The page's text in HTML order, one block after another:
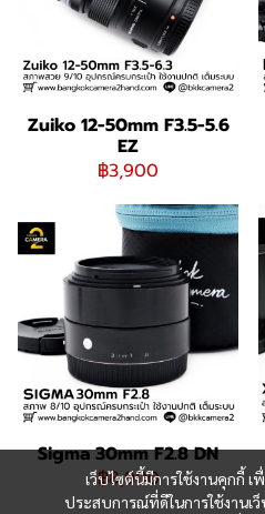
Zuiko 12-50mm F3.5-5.6
EZ
฿3,900
Sigma 30mm F2.8 DN
฿8,900
เว็บไซต์นี้มีการใช้งานคุกกี้
ประสบการณ์ที่ดีในการใช้งานเ